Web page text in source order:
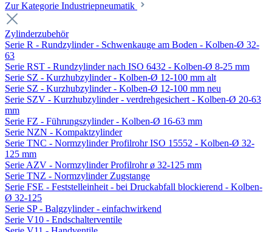
Zur Kategorie Industriepneumatik
Zylinderzubehör
Serie R - Rundzylinder - Schwenkauge am Boden - Kolben-Ø 32-
63
Serie RST - Rundzylinder nach ISO 6432 - Kolben-Ø 8-25 mm
Serie SZ - Kurzhubzylinder - Kolben-Ø 12-100 mm alt
Serie SZ - Kurzhubzylinder - Kolben-Ø 12-100 mm neu
Serie SZV - Kurzhubzylinder - verdrehgesichert - Kolben-Ø 20-63
mm
Serie FZ - Führungszylinder - Kolben-Ø 16-63 mm
Serie NZN - Kompaktzylinder
Serie TNC - Normzylinder Profilrohr ISO 15552 - Kolben-Ø 32-
125 mm
Serie AZV - Normzylinder Profilrohr ø 32-125 mm
Serie TNZ - Normzylinder Zugstange
Serie FSE - Feststelleinheit - bei Druckabfall blockierend - Kolben-
Ø 32-125
Serie SP - Balgzylinder - einfachwirkend
Serie V10 - Endschalterventile